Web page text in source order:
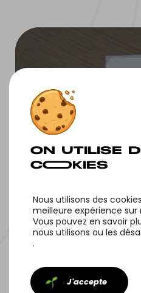
ON T'EN
NOOTRE
Nous utilisons des
meilleure expérience sur
Vous pouvez en savoir
nous utilisons ou les
.
J'accepte